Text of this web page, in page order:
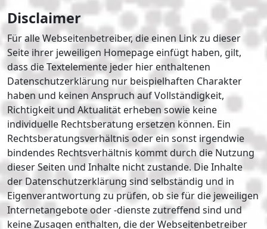
Disclaimer
Für alle Webseitenbetreiber, die einen Link zu dieser
Seite ihrer jeweiligen Homepage einfügt haben, gilt,
dass die Textelemente jeder hier enthaltenen
Datenschutzerklärung nur beispielhaften Charakter
haben und keinen Anspruch auf Vollständigkeit,
Richtigkeit und Aktualität erheben sowie keine
individuelle Rechtsberatung ersetzen können. Ein
Rechtsberatungsverhältnis oder ein sonst irgendwie
bindendes Rechtsverhältnis kommt durch die Nutzung
dieser Seiten und Inhalte nicht zustande. Die Inhalte
der Datenschutzerklärung sind selbständig und in
Eigenverantwortung zu prüfen, ob sie für die jeweiligen
Internetangebote oder -dienste zutreffend sind und
keine Zusagen enthalten, die der Webseitenbetreiber